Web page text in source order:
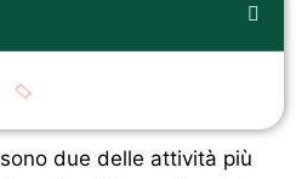
sono due delle attività più